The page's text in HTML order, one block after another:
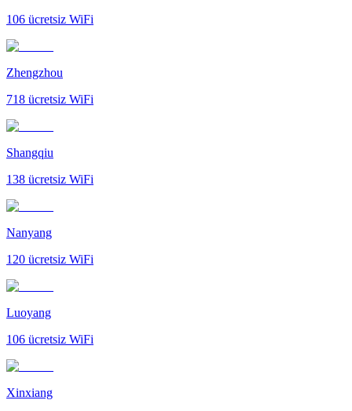
106 ücretsiz WiFi
Zhengzhou
718 ücretsiz WiFi
Shangqiu
138 ücretsiz WiFi
Nanyang
120 ücretsiz WiFi
Luoyang
106 ücretsiz WiFi
Xinxiang